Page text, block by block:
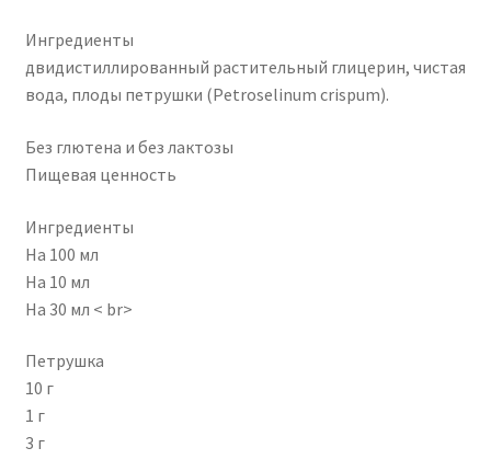
Ингредиенты
двидистиллированный растительный глицерин, чистая
вода, плоды петрушки (Petroselinum crispum).
Без глютена и без лактозы
Пищевая ценность
Ингредиенты
На 100 мл
На 10 мл
На 30 мл < br>
Петрушка
10 г
1 г
3 г